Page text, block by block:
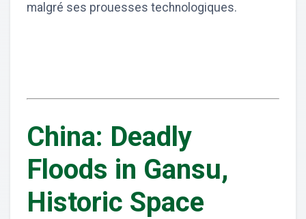
malgré ses prouesses technologiques.
China: Deadly
Floods in Gansu,
Historic Space